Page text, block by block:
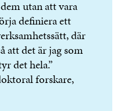
utan att vara
definiera ett
där
att det är jag som
det hela.”
forskare,